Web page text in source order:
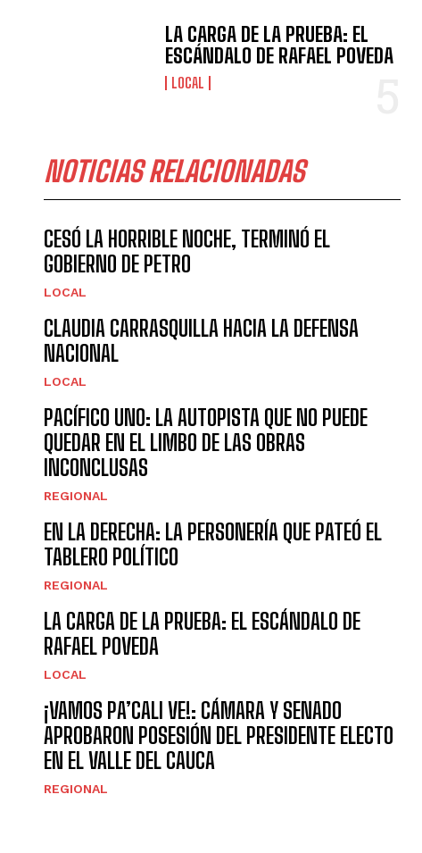
LA CARGA DE LA PRUEBA: EL
ESCÁNDALO DE RAFAEL POVEDA
LOCAL
NOTICIAS RELACIONADAS
CESÓ LA HORRIBLE NOCHE, TERMINÓ EL
GOBIERNO DE PETRO
LOCAL
CLAUDIA CARRASQUILLA HACIA LA DEFENSA
NACIONAL
LOCAL
PACÍFICO UNO: LA AUTOPISTA QUE NO PUEDE
QUEDAR EN EL LIMBO DE LAS OBRAS
INCONCLUSAS
REGIONAL
EN LA DERECHA: LA PERSONERÍA QUE PATEÓ EL
TABLERO POLÍTICO
REGIONAL
LA CARGA DE LA PRUEBA: EL ESCÁNDALO DE
RAFAEL POVEDA
LOCAL
¡VAMOS PA’CALI VE!: CÁMARA Y SENADO
APROBARON POSESIÓN DEL PRESIDENTE ELECTO
EN EL VALLE DEL CAUCA
REGIONAL